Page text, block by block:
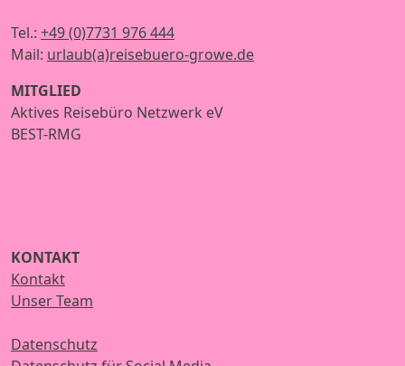
Tel.: +49 (0)7731 976 444
Mail: urlaub(a)reisebuero-growe.de
MITGLIED
Aktives Reisebüro Netzwerk eV
BEST-RMG
KONTAKT
Kontakt
Unser Team
Datenschutz